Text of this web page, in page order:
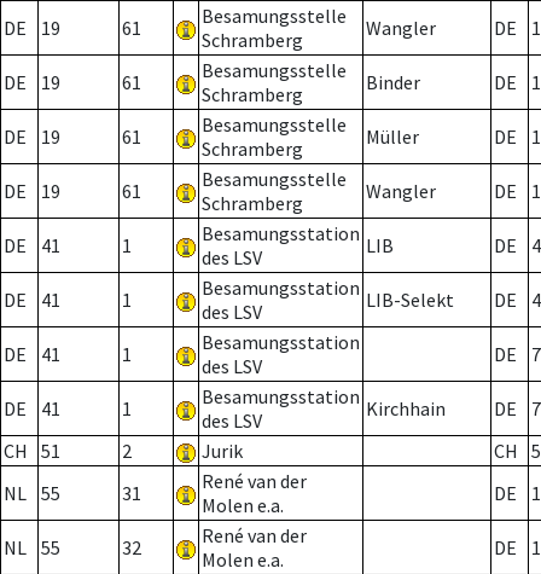
DE 19 61
Besamungsstelle
Schramberg
Wangler DE
DE 19 61
Besamungsstelle
Schramberg
Binder DE 1
DE 19 61
Besamungsstelle
Schramberg
Müller DE
DE 19 61
Besamungsstelle
Schramberg
Wangler DE
DE 41 1
Besamungsstation
des LSV
LIB DE
DE 41 1
Besamungsstation
des LSV
LIB-Selekt DE
DE 41 1
Besamungsstation
des LSV
DE 7
DE 41 1
Besamungsstation
des LSV
Kirchhain DE
7
CH
51 2 Jurik CH
NL 55 31
René van der
Molen e.a.
DE
NL 55 32
René van der
Molen e.a.
DE